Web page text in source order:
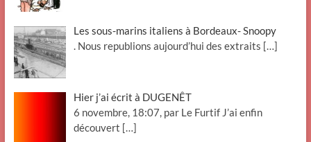
Les sous-marins italiens à Bordeaux- Snoopy
. Nous republions aujourd’hui des extraits […]
Hier j’ai écrit à DUGENÊT
6 novembre, 18:07, par Le Furtif J’ai enfin
découvert […]